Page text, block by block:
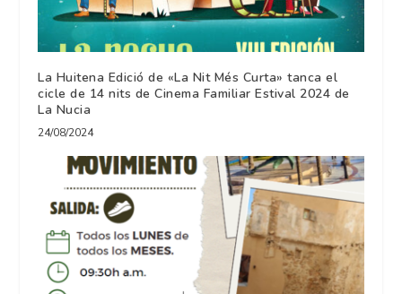
La Huitena Edició de «La Nit Més Curta» tanca el
cicle de 14 nits de Cinema Familiar Estival 2024 de
La Nucia
24/08/2024